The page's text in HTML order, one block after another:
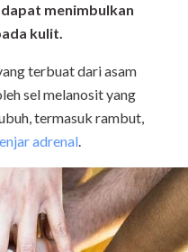
menimbulkan
kulit.
terbuat dari asam
sel melanosit yang
termasuk rambut,
adrenal.